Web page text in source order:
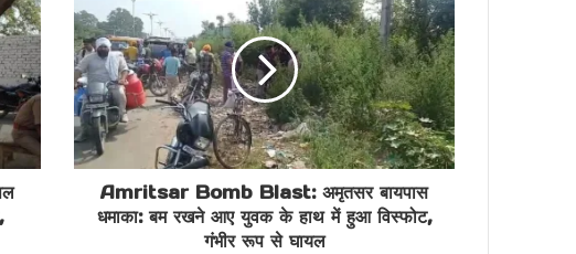
Amritsar Bomb Blast: अमृतसर बायपास
धमाका: बम रखने आए युवक के हाथ में हुआ विस्फोट,
गंभीर रूप से घायल